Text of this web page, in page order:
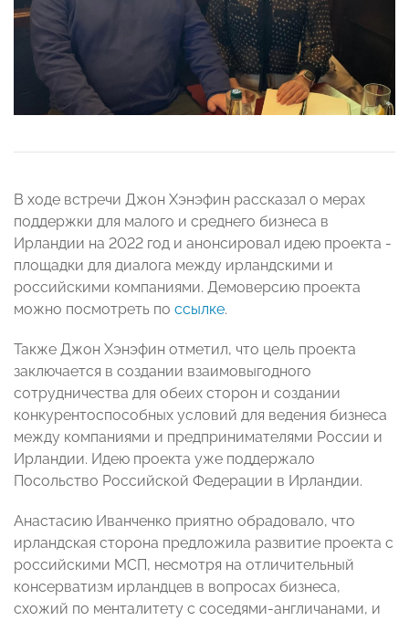
В ходе встречи Джон Хэнэфин рассказал о мерах
поддержки для малого и среднего бизнеса в
Ирландии на 2022 год и анонсировал идею проекта -
площадки для диалога между ирландскими и
российскими компаниями. Демоверсию проекта
можно посмотреть по ссылке.
Также Джон Хэнэфин отметил, что цель проекта
заключается в создании взаимовыгодного
сотрудничества для обеих сторон и создании
конкурентоспособных условий для ведения бизнеса
между компаниями и предпринимателями России и
Ирландии. Идею проекта уже поддержало
Посольство Российской Федерации в Ирландии.
Анастасию Иванченко приятно обрадовало, что
ирландская сторона предложила развитие проекта с
российскими МСП, несмотря на отличительный
консерватизм ирландцев в вопросах бизнеса,
схожий по менталитету с соседями-англичанами, и